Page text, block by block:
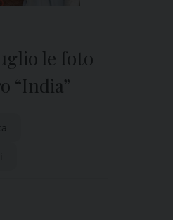
le foto
“India”